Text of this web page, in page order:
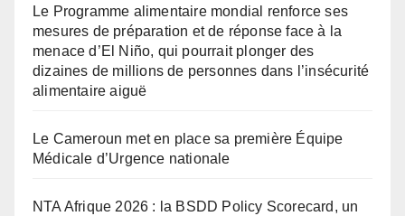
Le Programme alimentaire mondial renforce ses
mesures de préparation et de réponse face à la
menace d’El Niño, qui pourrait plonger des
dizaines de millions de personnes dans l’insécurité
alimentaire aiguë
Le Cameroun met en place sa première Équipe
Médicale d’Urgence nationale
NTA Afrique 2026 : la BSDD Policy Scorecard, un